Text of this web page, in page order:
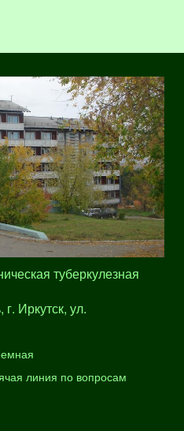
туберкулезная
Иркутск, ул.
линия по вопросам